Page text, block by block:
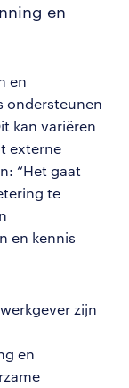
en
en
ondersteunen
kan variëren
externe
“Het gaat
te
en kennis
zijn
en